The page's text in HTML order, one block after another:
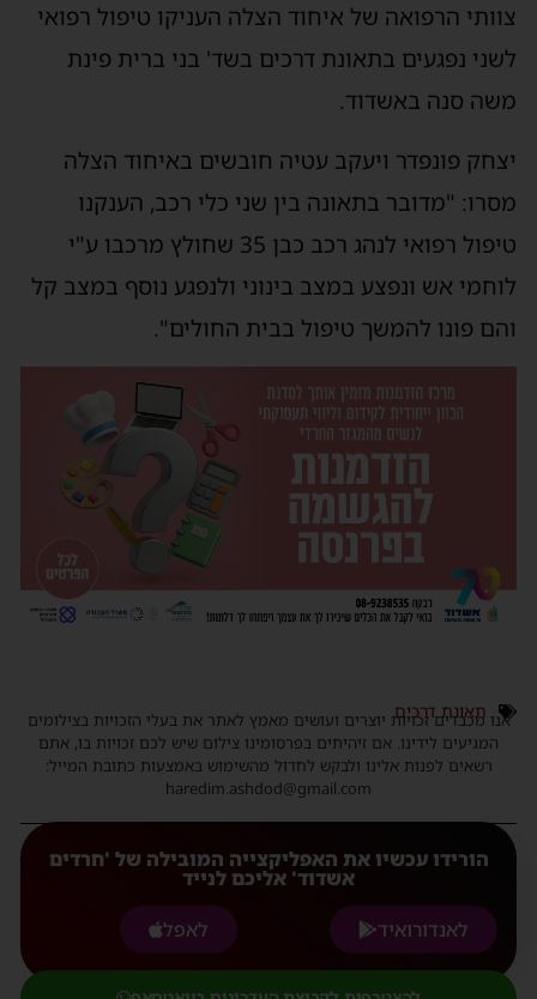
צוותי הרפואה של איחוד הצלה העניקו טיפול רפואי
לשני נפגעים בתאונת דרכים בשד' בני ברית פינת
משה סנה באשדוד.
יצחק פונפדר ויעקב עטיה חובשים באיחוד הצלה
מסרו: "מדובר בתאונה בין שני כלי רכב, הענקנו
טיפול רפואי לנהג רכב כבן 35 שחולץ מרכבו ע"י
לוחמי אש ונפצע במצב בינוני ולנפגע נוסף במצב קל
והם פונו להמשך טיפול בבית החולים".
תאונת דרכים
אנו מכבדים זכויות יוצרים ועושים מאמץ לאתר את בעלי הזכויות בצילומים
המגיעים לידינו. אם זיהיתים בפרסומינו צילום שיש לכם זכויות בו, אתם
רשאים לפנות אלינו ולבקש לחדול מהשימוש באמצעות כתובת המייל:
haredim.ashdod@gmail.com
הורידו עכשיו את האפליקצייה המובילה של 'חרדים
אשדוד' אליכם לנייד
לאנדורואיד
לאפל